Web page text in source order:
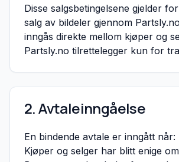
Disse salgsbetingelsene gjelder
salg av bildeler gjennom
inngås direkte mellom kjøper og
Partsly.no tilrettelegger kun for
2. Avtaleinngåelse
En bindende avtale er inngått når:
Kjøper og selger har blitt enige